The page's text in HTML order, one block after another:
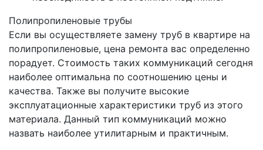
Полипропиленовые трубы
Если вы осуществляете замену труб в квартире на
полипропиленовые, цена ремонта вас определенно
порадует. Стоимость таких коммуникаций сегодня
наиболее оптимальна по соотношению цены и
качества. Также вы получите высокие
эксплуатационные характеристики труб из этого
материала. Данный тип коммуникаций можно
назвать наиболее утилитарным и практичным.